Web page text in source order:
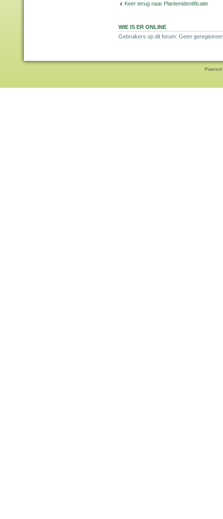
Keer terug naar Plantenidentificatie
WIE IS ER ONLINE
Gebruikers op dit forum: Geen